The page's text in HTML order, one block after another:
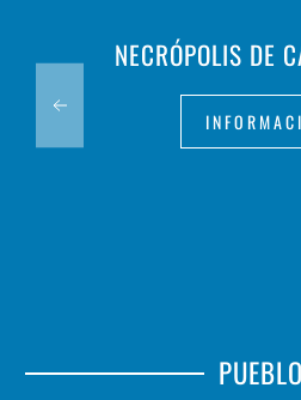
NECRÓPOLIS DE